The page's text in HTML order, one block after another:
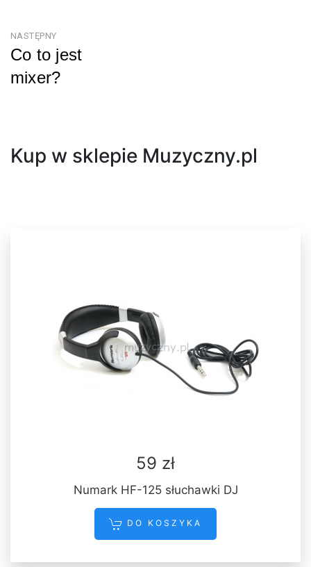
NASTĘPNY
Co to jest
mixer?
Kup w sklepie Muzyczny.pl
59 zł
Numark HF-125 słuchawki DJ
DO KOSZYKA